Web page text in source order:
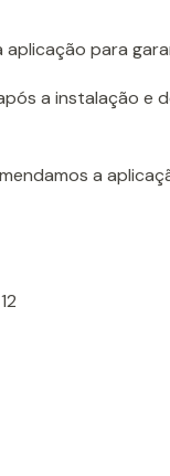
para
a instalação e
a